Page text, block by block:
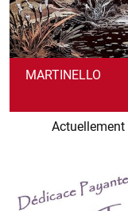
MARTINELLO
Actuellement